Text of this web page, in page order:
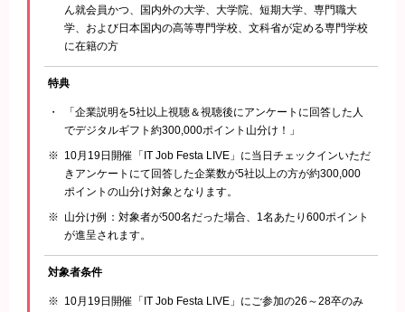
ん就会員かつ、国内外の大学、大学院、短期大学、専門職大
学、および日本国内の高等専門学校、文科省が定める専門学校
に在籍の方
特典
「企業説明を5社以上視聴＆視聴後にアンケートに回答した人
でデジタルギフト約300,000ポイント山分け！」
10月19日開催「IT Job Festa LIVE」に当日チェックインいただ
きアンケートにて回答した企業数が5社以上の方が約300,000
ポイントの山分け対象となります。
山分け例：対象者が500名だった場合、1名あたり600ポイント
が進呈されます。
対象者条件
10月19日開催「IT Job Festa LIVE」にご参加の26～28卒のみ